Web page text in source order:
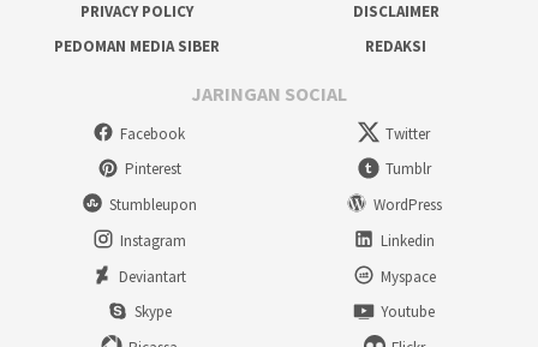
PRIVACY POLICY
DISCLAIMER
PEDOMAN MEDIA SIBER
REDAKSI
JARINGAN SOCIAL
Facebook
Twitter
Pinterest
Tumblr
Stumbleupon
WordPress
Instagram
Linkedin
Deviantart
Myspace
Skype
Youtube